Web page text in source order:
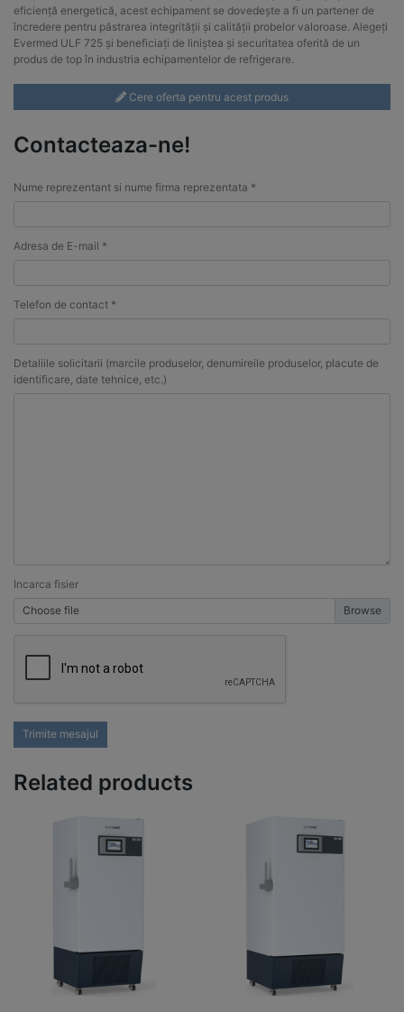
eficiență energetică, acest echipament se dovedește a fi un partener de
încredere pentru păstrarea integrității și calității probelor valoroase. Alegeți
Evermed ULF 725 și beneficiați de liniștea și securitatea oferită de un
produs de top în industria echipamentelor de refrigerare.
Cere oferta pentru acest produs
Contacteaza-ne!
Nume reprezentant si nume firma reprezentata *
Adresa de E-mail *
Telefon de contact *
Detaliile solicitarii (marcile produselor, denumireile produselor, placute de
identificare, date tehnice, etc.)
Incarca fisier
Choose file
Trimite mesajul
Related products